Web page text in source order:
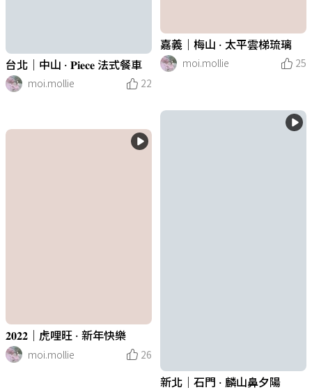
台北｜中山 · 𝐏𝐢𝐞𝐜𝐞 法式餐車
moi.mollie
22
嘉義｜梅山 · 太平雲梯琉璃
moi.mollie
25
新北｜石門 · 麟山鼻夕陽
𝟐𝟎𝟐𝟐｜虎哩旺 · 新年快樂
moi.mollie
26